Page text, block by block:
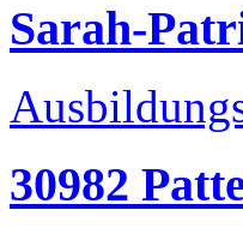
Sarah-
30982